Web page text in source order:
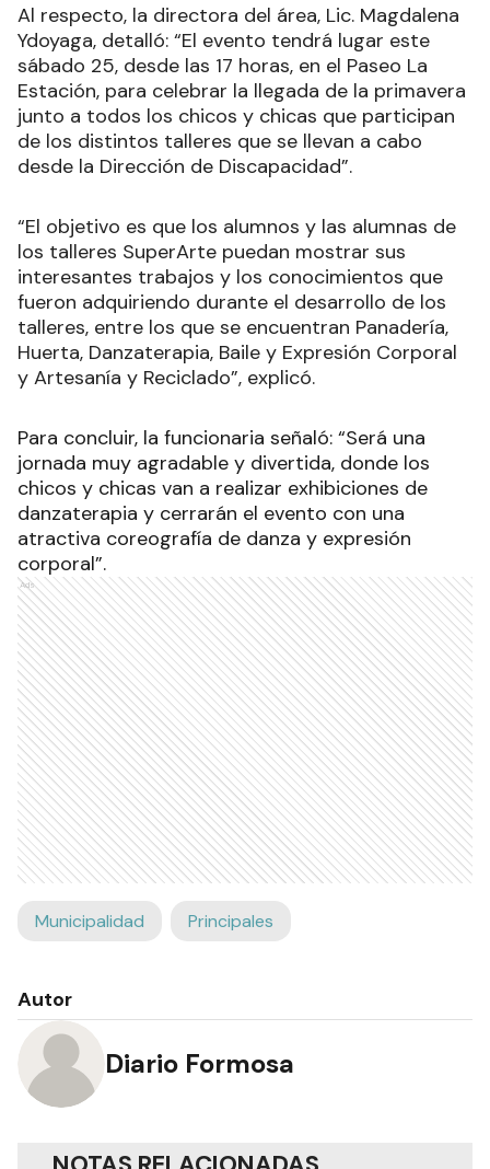
Al respecto, la directora del área, Lic. Magdalena
Ydoyaga, detalló: “El evento tendrá lugar este
sábado 25, desde las 17 horas, en el Paseo La
Estación, para celebrar la llegada de la primavera
junto a todos los chicos y chicas que participan
de los distintos talleres que se llevan a cabo
desde la Dirección de Discapacidad”.
“El objetivo es que los alumnos y las alumnas de
los talleres SuperArte puedan mostrar sus
interesantes trabajos y los conocimientos que
fueron adquiriendo durante el desarrollo de los
talleres, entre los que se encuentran Panadería,
Huerta, Danzaterapia, Baile y Expresión Corporal
y Artesanía y Reciclado”, explicó.
Para concluir, la funcionaria señaló: “Será una
jornada muy agradable y divertida, donde los
chicos y chicas van a realizar exhibiciones de
danzaterapia y cerrarán el evento con una
atractiva coreografía de danza y expresión
corporal”.
Ads
Municipalidad Principales
Autor
Diario Formosa